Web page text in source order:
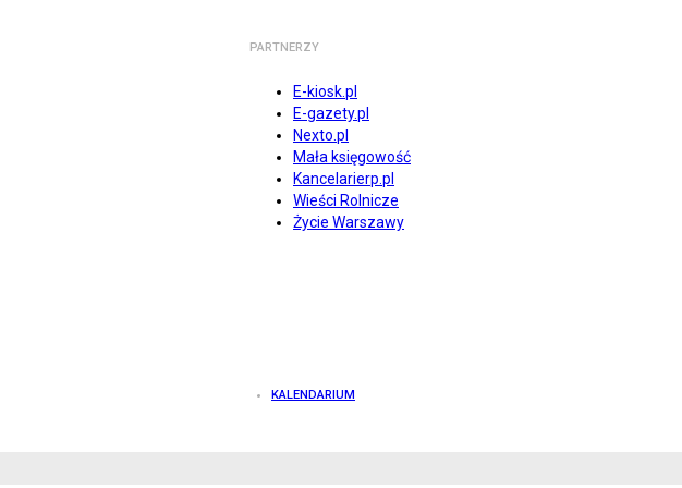
PARTNERZY
E-kiosk.pl
E-gazety.pl
Nexto.pl
Mała księgowość
Kancelarierp.pl
Wieści Rolnicze
Życie Warszawy
KALENDARIUM